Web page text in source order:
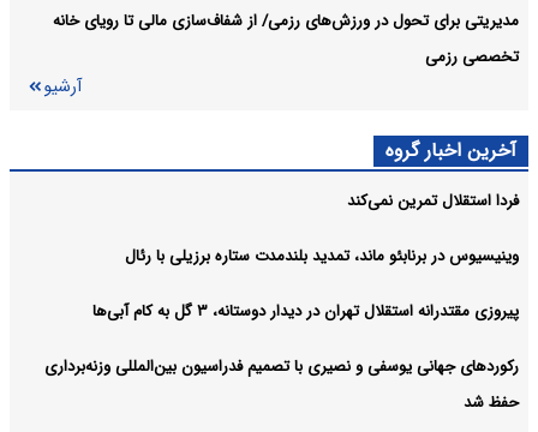
مدیریتی برای تحول در ورزش‌های رزمی/ از شفاف‌سازی مالی تا رویای خانه
تخصصی رزمی
آرشیو
آخرین اخبار گروه
فردا استقلال تمرین نمی‌کند
وینیسیوس در برنابئو ماند، تمدید بلندمدت ستاره برزیلی با رئال
پیروزی مقتدرانه استقلال تهران در دیدار دوستانه، ۳ گل به کام آبی‌ها
رکوردهای جهانی یوسفی و نصیری با تصمیم فدراسیون بین‌المللی وزنه‌برداری
حفظ شد